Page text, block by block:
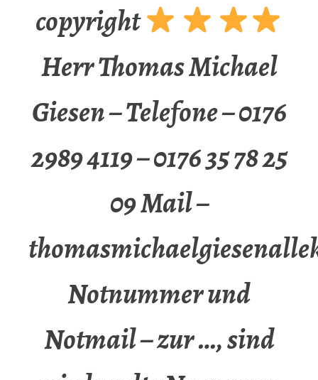
copyright
Herr Thomas Michael
Giesen – Telefone – 0176
2989 4119 – 0176 35 78 25
09 Mail –
Notnummer und
Notmail – zur …, sind